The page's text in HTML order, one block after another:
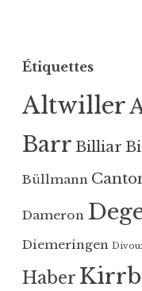
l
é
a
s
l
s
c
u
B
h
i
l
e
Étiquettes
Altwiller
Barr Billiar
Büllmann
Dameron
Diemeringen
Haber